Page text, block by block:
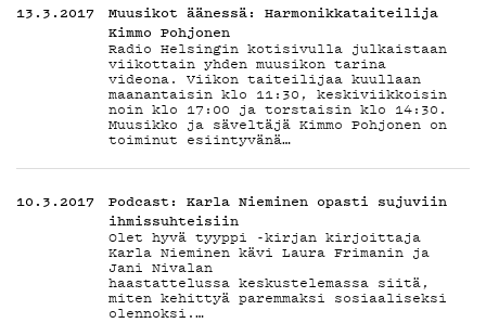
13.3.2017
Muusikot äänessä: Harmonikkataiteilija
Kimmo Pohjonen
Radio Helsingin kotisivulla julkaistaan
viikottain yhden muusikon tarina
videona. Viikon taiteilijaa kuullaan
maanantaisin klo 11:30, keskiviikkoisin
noin klo 17:00 ja torstaisin klo 14:30.
Muusikko ja säveltäjä Kimmo Pohjonen on
toiminut esiintyvänä…
10.3.2017
Podcast: Karla Nieminen opasti sujuviin
ihmissuhteisiin
Olet hyvä tyyppi -kirjan kirjoittaja
Karla Nieminen kävi Laura Frimanin ja
Jani Nivalan
haastattelussa keskustelemassa siitä,
miten kehittyä paremmaksi sosiaaliseksi
olennoksi.…